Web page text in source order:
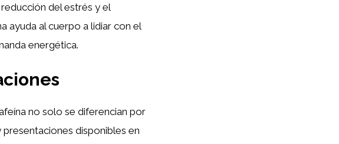
del estrés y el
ayuda al cuerpo a lidiar con el
energética.
no solo se diferencian por
disponibles en